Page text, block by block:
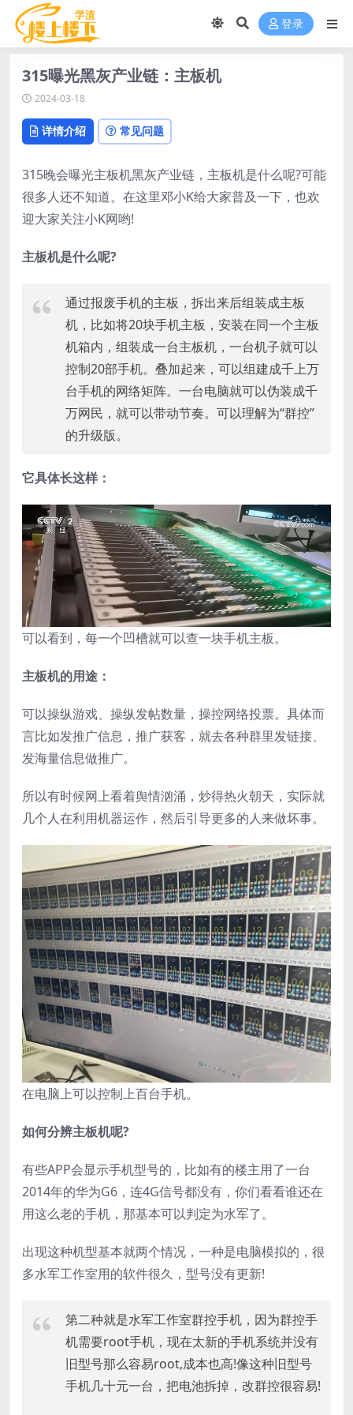
登录
315曝光黑灰产业链：主板机
2024-03-18
详情介绍 常见问题
315晚会曝光主板机黑灰产业链，主板机是什么呢?可能
很多人还不知道。在这里邓小K给大家普及一下，也欢
迎大家关注小K网哟!
主板机是什么呢?
通过报废手机的主板，拆出来后组装成主板
机，比如将20块手机主板，安装在同一个主板
机箱内，组装成一台主板机，一台机子就可以
控制20部手机。叠加起来，可以组建成千上万
台手机的网络矩阵。一台电脑就可以伪装成千
万网民，就可以带动节奏。可以理解为“群控”
的升级版。
它具体长这样：
可以看到，每一个凹槽就可以查一块手机主板。
主板机的用途：
可以操纵游戏、操纵发帖数量，操控网络投票。具体而
言比如发推广信息，推广获客，就去各种群里发链接、
发海量信息做推广。
所以有时候网上看着舆情汹涌，炒得热火朝天，实际就
几个人在利用机器运作，然后引导更多的人来做坏事。
在电脑上可以控制上百台手机。
如何分辨主板机呢?
有些APP会显示手机型号的，比如有的楼主用了一台
2014年的华为G6，连4G信号都没有，你们看看谁还在
用这么老的手机，那基本可以判定为水军了。
出现这种机型基本就两个情况，一种是电脑模拟的，很
多水军工作室用的软件很久，型号没有更新!
第二种就是水军工作室群控手机，因为群控手
机需要root手机，现在太新的手机系统并没有
旧型号那么容易root,成本也高!像这种旧型号
手机几十元一台，把电池拆掉，改群控很容易!